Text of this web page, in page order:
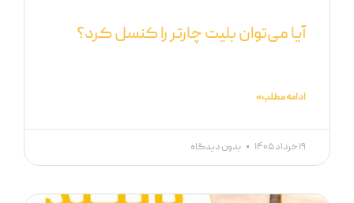
آیا می‌توان بلیت چارتر را کنسل کرد؟
ادامه مطلب »
۱۹ خرداد ۱۴۰۵ بدون دیدگاه